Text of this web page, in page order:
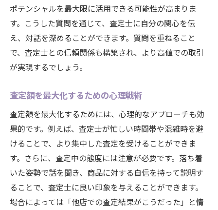
ポテンシャルを最大限に活用できる可能性が高まりま
す。こうした質問を通じて、査定士に自分の関心を伝
え、対話を深めることができます。質問を重ねること
で、査定士との信頼関係も構築され、より高値での取引
が実現するでしょう。
査定額を最大化するための心理戦術
査定額を最大化するためには、心理的なアプローチも効
果的です。例えば、査定士が忙しい時間帯や混雑時を避
けることで、より集中した査定を受けることができま
す。さらに、査定中の態度には注意が必要です。落ち着
いた姿勢で話を聞き、商品に対する自信を持って説明す
ることで、査定士に良い印象を与えることができます。
場合によっては「他店での査定結果がこうだった」と情